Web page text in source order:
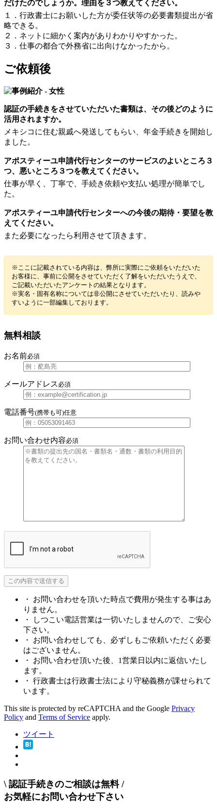
だけたのでしょうか。理由を３つ教えてください。
１．行政書士にお願いした方が委任状等の必要書類提出が省
略できる。
２．ネットに細かく案内がありわかりやすかった。
３．仕事の都合で外務省に出向けなかったから。
ご依頼後
認証の手続きをさせていただいた書類は、その後どのように
活用されますか。
メキシコに住む親戚へ発送してもらい、年金手続きを開始し
ました。
アポスティーユ申請代行センターのサービスのよいところ３
つ、悪いところ３つを教えてください。
仕事が早く、丁寧で、手続き依頼や支払い処理が簡単でし
た。
アポスティーユ申請代行センターへの今後の期待・要望を教
えてください。
また必要になったら利用させて頂きます。
※ここに記載されている内容は、弊所に実際にご依頼をいただいた
お客様に、事前に公開をさせていただく了解をいただいたうえで、
ご記載いただいたアンケートの結果となります。
※実名・固有名称については非公開にさせていただいたり、読みや
すいように一部編集しております。
無料相談
お名前必須
メールアドレス 必須
電話番号(携帯も可)任意
お問い合わせ内容必須
・ お問い合わせを頂いた時点で費用が発生する事はあ
りません。
・ しつこい電話営業は一切いたしませんので、ご安心
下さい。
・ お問い合わせしても、必ずしもご依頼いただく必要
はございません。
・ お問い合わせ頂いた後、1営業日以内に返信いたし
ます。
・ 行政書士は行政書士法により守秘義務が課せられて
います。
This site is protected by reCAPTCHA and the Google Privacy
Policy and Terms of Service apply.
ツイート
\ 認証手続きのご相談は無料/
お気軽にお問い合わせ下さい